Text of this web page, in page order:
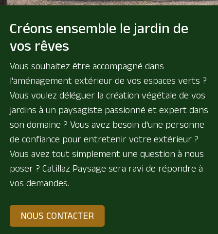
Créons ensemble le jardin de
vos rêves
Vous souhaitez être accompagné dans
l'aménagement extérieur de vos espaces verts ?
Vous voulez déléguer la création végétale de vos
jardins à un paysagiste passionné et expert dans
son domaine ? Vous avez besoin d'une personne
de confiance pour entretenir votre extérieur ?
Vous avez tout simplement une question à nous
poser ? Catillaz Paysage sera ravi de répondre à
vos demandes.
NOUS CONTACTER